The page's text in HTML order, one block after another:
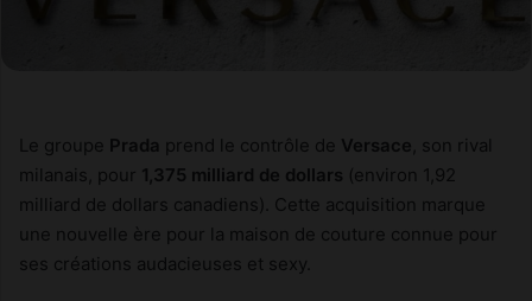
Le groupe Prada prend le contrôle de Versace , son rival
milanais, pour 1,375 milliard de dollars (environ 1,92
milliard de dollars canadiens). Cette acquisition marque
une nouvelle ère pour la maison de couture connue pour
ses créations audacieuses et sexy.